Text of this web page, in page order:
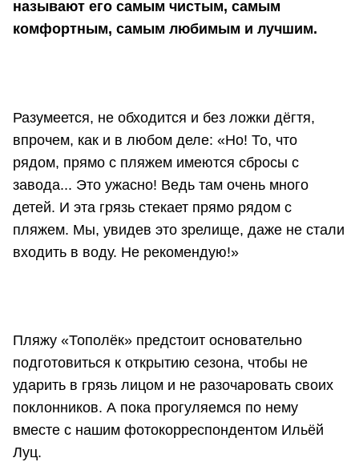
называют его самым чистым, самым
комфортным, самым любимым и лучшим.
Разумеется, не обходится и без ложки дёгтя,
впрочем, как и в любом деле: «Но! То, что
рядом, прямо с пляжем имеются сбросы с
завода... Это ужасно! Ведь там очень много
детей. И эта грязь стекает прямо рядом с
пляжем. Мы, увидев это зрелище, даже не стали
входить в воду. Не рекомендую!»
Пляжу «Тополёк» предстоит основательно
подготовиться к открытию сезона, чтобы не
ударить в грязь лицом и не разочаровать своих
поклонников. А пока прогуляемся по нему
вместе с нашим фотокорреспондентом Ильёй
Луц.